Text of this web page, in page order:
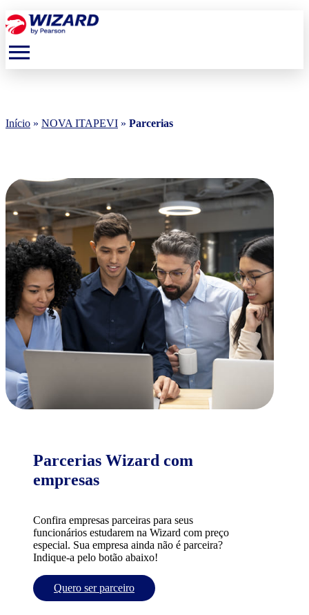
menu
Início » NOVA ITAPEVI » Parcerias
Parcerias Wizard com
empresas
Confira empresas parceiras para seus
funcionários estudarem na Wizard com preço
especial. Sua empresa ainda não é parceira?
Indique-a pelo botão abaixo!
Quero ser parceiro